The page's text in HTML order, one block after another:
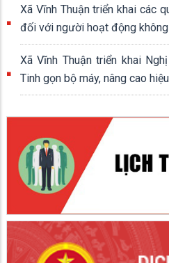
Xã Vĩnh Thuận triển khai các
đối với người hoạt động
Xã Vĩnh Thuận triển khai
Tinh gọn bộ máy, nâng cao